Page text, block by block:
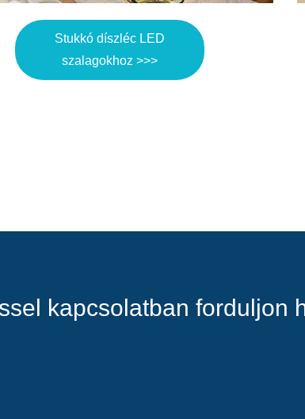
Stukkó díszléc LED
szalagokhoz >>>
kapcsolatban forduljon